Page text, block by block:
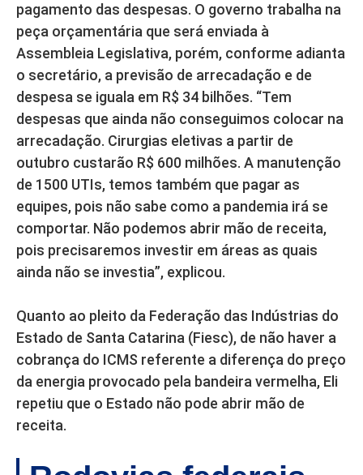
pagamento das despesas. O governo trabalha na
peça orçamentária que será enviada à
Assembleia Legislativa, porém, conforme adianta
o secretário, a previsão de arrecadação e de
despesa se iguala em R$ 34 bilhões. “Tem
despesas que ainda não conseguimos colocar na
arrecadação. Cirurgias eletivas a partir de
outubro custarão R$ 600 milhões. A manutenção
de 1500 UTIs, temos também que pagar as
equipes, pois não sabe como a pandemia irá se
comportar. Não podemos abrir mão de receita,
pois precisaremos investir em áreas as quais
ainda não se investia”, explicou.
Quanto ao pleito da Federação das Indústrias do
Estado de Santa Catarina (Fiesc), de não haver a
cobrança do ICMS referente a diferença do preço
da energia provocado pela bandeira vermelha, Eli
repetiu que o Estado não pode abrir mão de
receita.